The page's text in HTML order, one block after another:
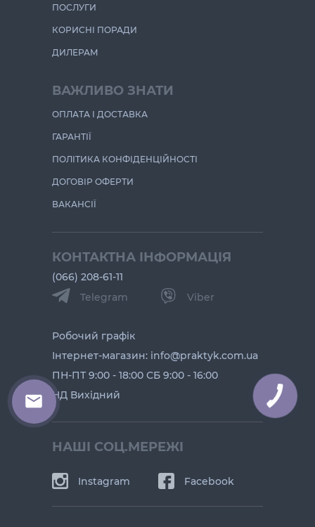
ПОСЛУГИ
КОРИСНІ ПОРАДИ
ДИЛЕРАМ
ВАЖЛИВО ЗНАТИ
ОПЛАТА І ДОСТАВКА
ГАРАНТІЇ
ПОЛІТИКА КОНФІДЕНЦІЙНОСТІ
ДОГОВІР ОФЕРТИ
ВАКАНСІЇ
КОНТАКТНА ІНФОРМАЦІЯ
(066) 208-61-11
Telegram
Viber
Робочий графік
Інтернет-магазин: info@praktyk.com.ua
ПН-ПТ 9:00 - 18:00 СБ 9:00 - 16:00
НД Вихідний
НАШІ СОЦ.МЕРЕЖІ
Instagram Facebook
КНОПКА
ЗВ'ЯЗКУ